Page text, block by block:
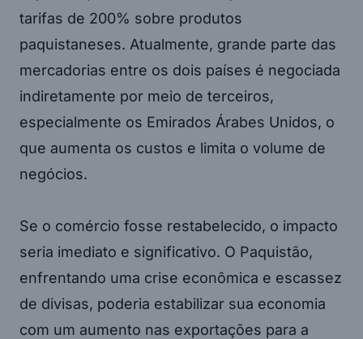
tarifas de 200% sobre produtos
paquistaneses. Atualmente, grande parte das
mercadorias entre os dois países é negociada
indiretamente por meio de terceiros,
especialmente os Emirados Árabes Unidos, o
que aumenta os custos e limita o volume de
negócios.
Se o comércio fosse restabelecido, o impacto
seria imediato e significativo. O Paquistão,
enfrentando uma crise econômica e escassez
de divisas, poderia estabilizar sua economia
com um aumento nas exportações para a